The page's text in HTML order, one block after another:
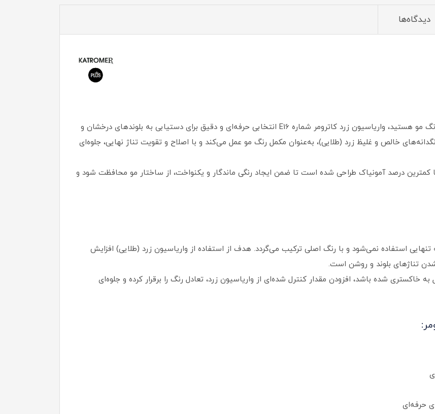
دیدگاه‌ها
اگر به دنبال ایجاد یا تقویت تناژهای طلایی و گرم در رنگ مو هستید، واریاسیون زرد کاترومر شماره E16 انتخابی حرفه‌ای و دقیق برای دستیابی به بلوندهای درخشان و
خالص و غلیظ زرد (طلایی)، به‌عنوان مکمل رنگ مو عمل می‌کند و با اصلاح و تقویت تناژ نهایی، جلوه‌ای
کمترین درصد آمونیاک طراحی شده است تا ضمن ایجاد رنگی ماندگار و یکنواخت، از ساختار مو محافظت شود و
استفاده نمی‌شود و با رنگ اصلی ترکیب می‌گردد. هدف از استفاده از واریاسیون زرد (طلایی) افزایش
تناژهای بلوند و روشن است.
شده باشد، افزودن مقدار کنترل شده‌ای از واریاسیون زرد، تعادل رنگ را برقرار کرده و جلوه‌ای
حرفه‌ای